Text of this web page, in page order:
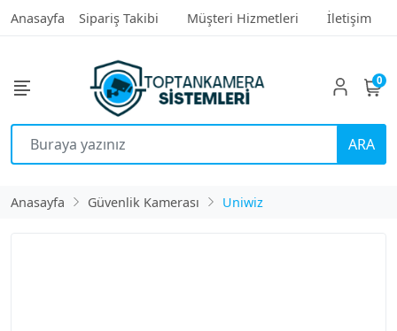
Anasayfa Sipariş Takibi Müşteri Hizmetleri İletişim
ARA
0
Anasayfa Güvenlik Kamerası Uniwiz